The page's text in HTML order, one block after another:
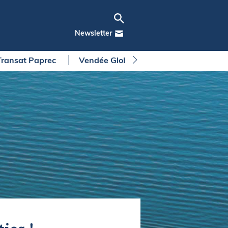
Newsletter
Paprec Vendée Globe